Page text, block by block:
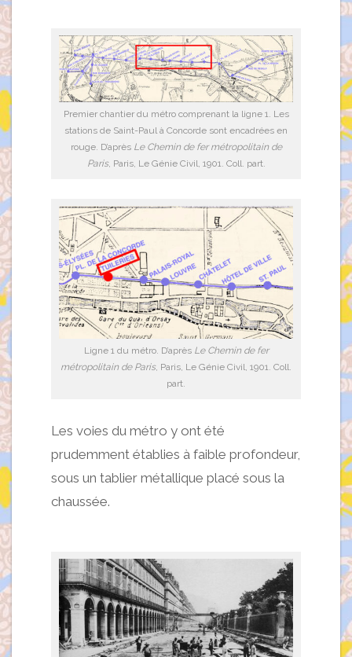
Premier chantier du métro comprenant la ligne 1. Les
stations de Saint-Paul à Concorde sont encadrées en
rouge. D’après Le Chemin de fer métropolitain de
Paris, Paris, Le Génie Civil, 1901. Coll. part.
Ligne 1 du métro. D’après Le Chemin de fer
métropolitain de Paris, Paris, Le Génie Civil, 1901. Coll.
part.
Les voies du métro y ont été
prudemment établies à faible profondeur,
sous un tablier métallique placé sous la
chaussée.